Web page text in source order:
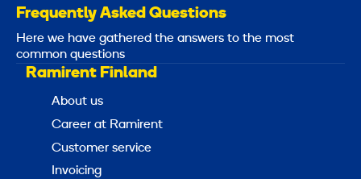
Frequently Asked Questions
Here we have gathered the answers to the most
common questions
Ramirent Finland
About us
Career at Ramirent
Customer service
Invoicing